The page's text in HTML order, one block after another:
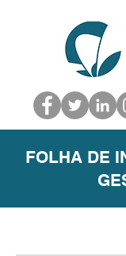
FOLHA DE